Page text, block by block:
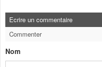
Ecrire un commentaire
Commenter
Nom